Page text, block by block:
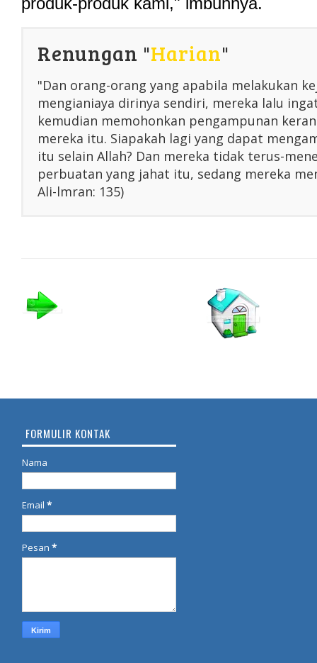
Renungan "Harian"
"Dan orang-orang yang apabila melakukan
mengianiaya dirinya sendiri, mereka lalu
kemudian memohonkan pengampunan
mereka itu. Siapakah lagi yang dapat
itu selain Allah? Dan mereka tidak terus-
perbuatan yang jahat itu, sedang mereka
Ali-lmran: 135)
FORMULIR KONTAK
Nama
Email *
Pesan *